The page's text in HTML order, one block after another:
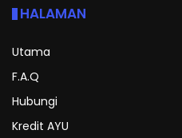
HALAMAN
Utama
F.A.Q
Hubungi
Kredit AYU